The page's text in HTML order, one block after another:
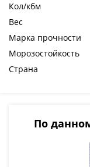
Кол/кбм
Вес
Марка прочности
Морозостойкость
Страна
По